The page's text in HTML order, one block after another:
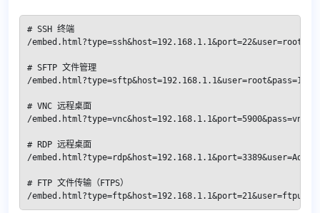
# SSH 终端
/
# SFTP 文件管理
/
# VNC 远程桌面
/
# RDP 远程桌面
/
# FTP 文件传输（FTPS）
/